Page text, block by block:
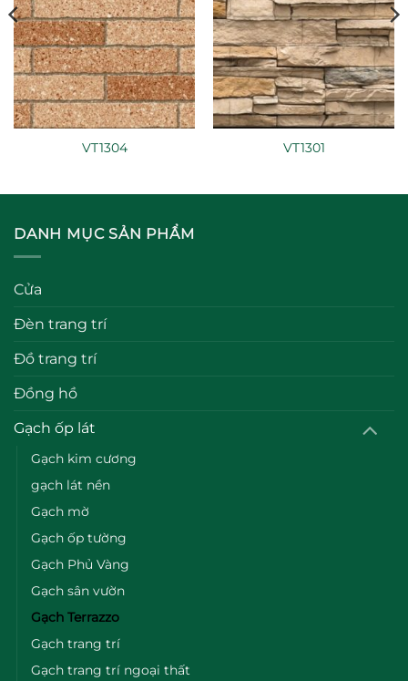
VT1304 VT1301
DANH MỤC SẢN PHẨM
Cửa
Đèn trang trí
Đồ trang trí
Đồng hồ
Gạch ốp lát
Gạch kim cương
gạch lát nền
Gạch mờ
Gạch ốp tường
Gạch Phủ Vàng
Gạch sân vườn
Gạch Terrazzo
Gạch trang trí
Gạch trang trí ngoại thất